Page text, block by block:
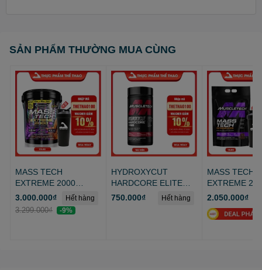
SẢN PHẨM THƯỜNG MUA CÙNG
MASS TECH
EXTREME 2000
(22lbs)
3.000.000₫
3.299.000₫ -9%
Hết hàng
HYDROXYCUT
HARDCORE ELITE
(100v - 110v)
750.000₫ Hết hàng
MASS TECH
EXTREME
(12lbs)
2.050.000₫